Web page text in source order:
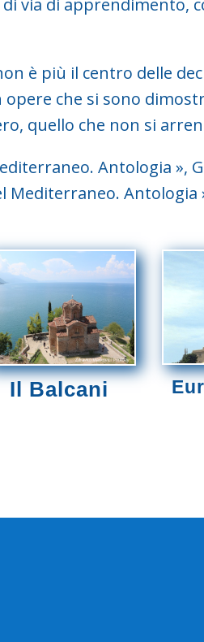
è più il centro delle
che si sono
quello che non si
Antologia »,
Mediterraneo. Antologia
Il Balcani